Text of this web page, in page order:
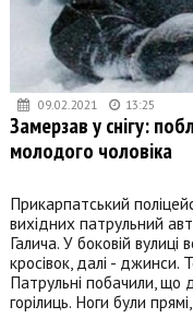
09.02.2021 13:25
Замерзав у снігу:
молодого чоловіка
Прикарпатський
вихідних патрульний
Галича. У боковій вулиці
кросівок, далі -
Патрульні побачили, що
горілиць. Ноги були